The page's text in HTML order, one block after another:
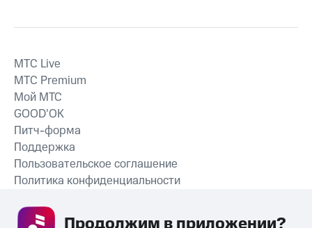
СКАЧАТЬ ПРИЛОЖЕНИЕ
MTС Live
MTС Premium
Мой МТС
GOOD’OK
Питч-форма
Поддержка
Пользовательское соглашение
Политика конфиденциальности